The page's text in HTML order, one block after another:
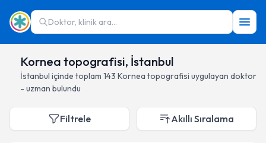
Doktor, klinik ara...
Kornea topografisi, İstanbul
İstanbul içinde toplam 143 Kornea topografisi uygulayan doktor
- uzman bulundu
Filtrele Akıllı Sıralama